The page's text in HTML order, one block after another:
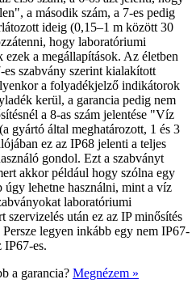
a második szám, a 7-es pedig
ideig (0,15–1 m között 30
hogy laboratóriumi
a megállapítások. Az életben
szabvány szerint kialakított
a folyadékjelző indikátorok
kerül, a garancia pedig nem
a 8-as szám jelentése "Víz
gyártó által meghatározott, 1 és 3
ez az IP68 jelenti a teljes
gondol. Ezt a szabványt
akkor például hogy szólna egy
úgy lehetne használni, mint a víz
laboratóriumi
után ez az IP minősítés
legyen inkább egy nem IP67-
IP67-es.
a garancia? Megnézem »